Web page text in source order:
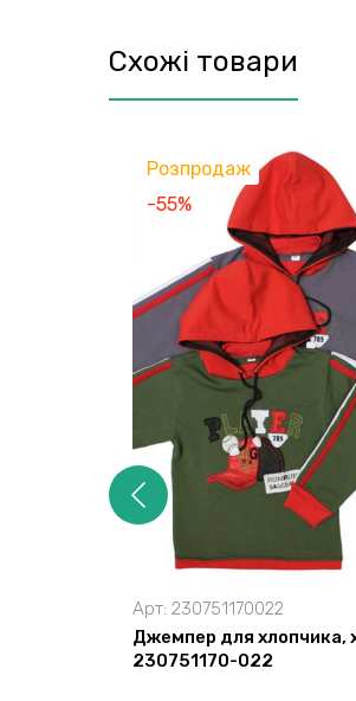
Схожі товари
Розпродаж
-55%
Арт: 230751170022
Джемпер для хлопчика,
230751170-022